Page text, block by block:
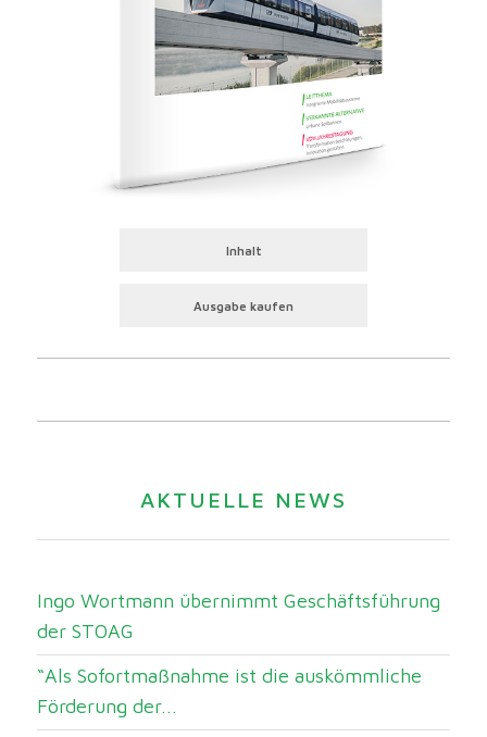
Inhalt
Ausgabe kaufen
AKTUELLE NEWS
Ingo Wortmann übernimmt Geschäftsführung
der STOAG
“Als Sofortmaßnahme ist die auskömmliche
Förderung der...